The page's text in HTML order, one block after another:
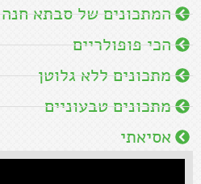
המתכונים של סבתא חנה
הכי פופולריים
מתכונים ללא גלוטן
מתכונים טבעוניים
אסיאתי